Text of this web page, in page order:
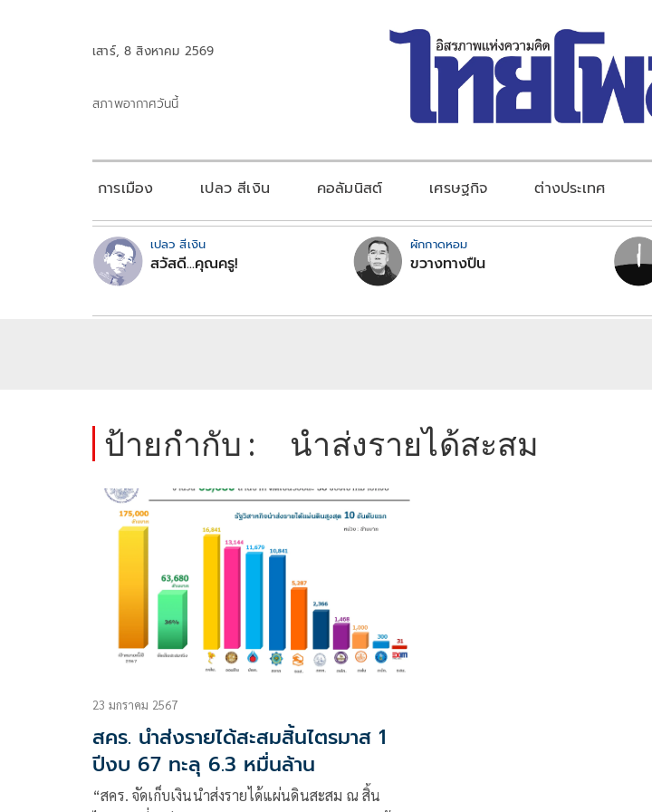
เสาร์, 8 สิงหาคม 2569
สภาพอากาศวันนี้
การเมือง เปลว สีเงิน คอลัมนิสต์ เศรษฐกิจ ต่างประเทศ
เปลว สีเงิน
สวัสดี...คุณครู!
ผักกาดหอม
ขวางทางปืน
ป้ายกำกับ : นำส่งรายได้สะสม
23 มกราคม 2567
สคร. นำส่งรายได้สะสมสิ้นไตรมาส 1
ปีงบ 67 ทะลุ 6.3 หมื่นล้าน
“สคร. จัดเก็บเงินนำส่งรายได้แผ่นดินสะสม ณ สิ้น